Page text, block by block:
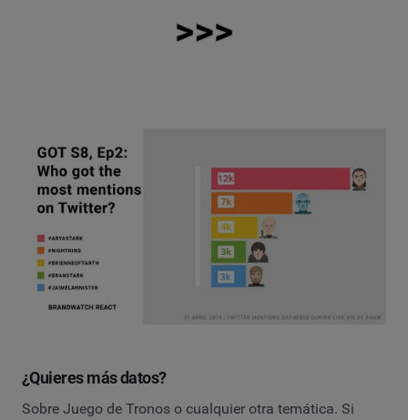
¿Quieres más datos?
Sobre Juego de Tronos o cualquier otra temática. Si